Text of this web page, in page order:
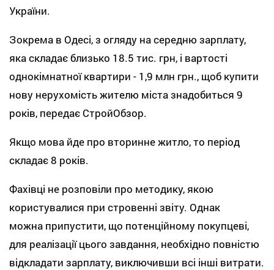
України.
Зокрема в Одесі, з огляду на середню зарплату,
яка складає близько 18.5 тис. грн, і вартості
однокімнатної квартири - 1,9 млн грн., щоб купити
нову нерухомість жителю міста знадобиться 9
років, передає СтройОбзор.
Якщо мова йде про вторинне житло, то період
складає 8 років.
Фахівці не розповіли про методику, якою
користувалися при стровенні звіту. Однак
можна припустити, що потенційному покупцеві,
для реалізації цього завдання, необхідно повністю
відкладати зарплату, виключивши всі інші витрати.